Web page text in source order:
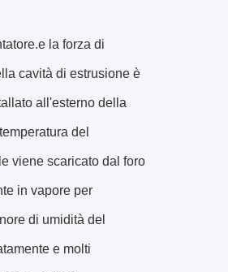
la forza di
cavità di estrusione è
all'esterno della
del
viene scaricato dal foro
in vapore per
di umidità del
e molti